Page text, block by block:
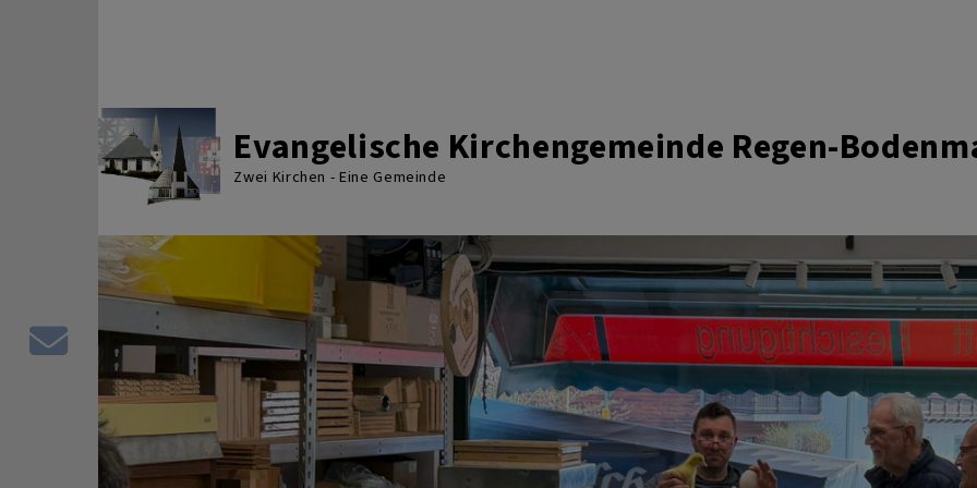
Evangelische Kirchengemeinde Regen-
Zwei Kirchen - Eine Gemeinde
Kontaktformular